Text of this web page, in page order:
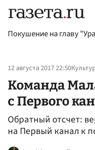
Покушение на главу
12 августа 2017 22:50
Команда
с Первого
Обратный отсчет:
на Первый канал к